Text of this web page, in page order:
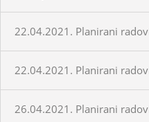
22.04.2021. Planirani
22.04.2021. Planirani
26.04.2021. Planirani